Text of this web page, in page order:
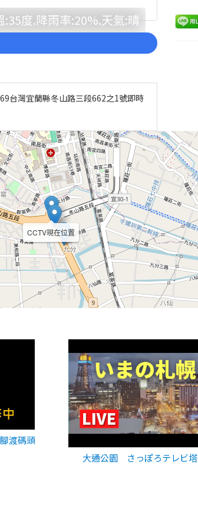
度.降雨率:20%.天氣:晴
台灣宜蘭縣冬山路三段662之1號即時
CCTV現在位置
渡碼頭
大通公園 さっぽろテレビ塔